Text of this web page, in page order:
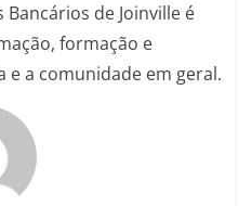
de Joinville é
formação e
e a comunidade em geral.